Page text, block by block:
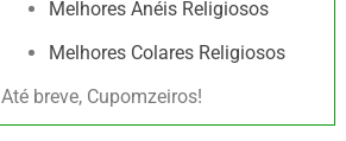
Melhores Anéis Religiosos
Melhores Colares Religiosos
Até breve, Cupomzeiros!